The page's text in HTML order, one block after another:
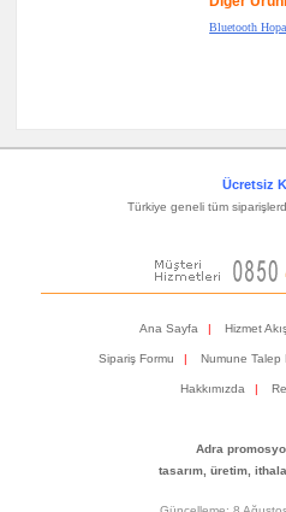
Bluetooth
Ücretsiz
Türkiye geneli tüm
Ana Sayfa | Hizmet
Sipariş Formu | Numune Talep
Hakkımızda |
Adra
tasarım, üretim,